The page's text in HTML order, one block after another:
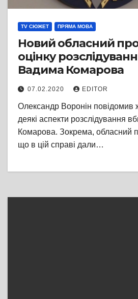
TV СЮЖЕТ ПРЯМА МОВА
Новий обласний
оцінку
Вадима Комарова
07.02.2020 EDITOR
Олександр Воронін повідомив
деякі аспекти розслідування
Комарова. Зокрема, обласний
що в цій справі дали…